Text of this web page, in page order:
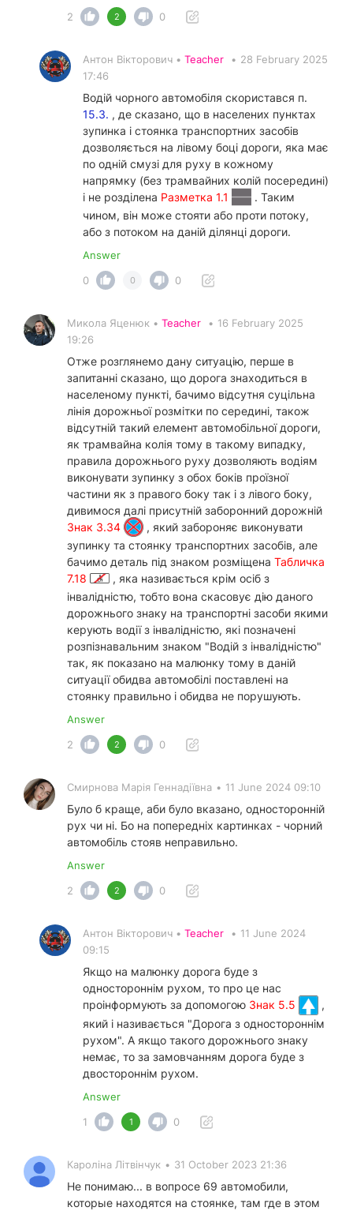
2 2 0
Антон Вікторович • Teacher • 28 February 2025
17:46
Водій чорного автомобіля скористався п.
15.3. , де сказано, що в населених пунктах
зупинка і стоянка транспортних засобів
дозволяється на лівому боці дороги, яка має
по одній смузі для руху в кожному
напрямку (без трамвайних колій посередині)
і не розділена Разметка 1.1
. Таким
чином, він може стояти або проти потоку,
або з потоком на даній ділянці дороги.
Answer
0
0 0
Микола Яценюк • Teacher • 16 February 2025
19:26
Отже розглянемо дану ситуацію, перше в
запитанні сказано, що дорога знаходиться в
населеному пункті, бачимо відсутня суцільна
лінія дорожньої розмітки по середині, також
відсутній такий елемент автомобільної дороги,
як трамвайна колія тому в такому випадку,
правила дорожнього руху дозволяють водіям
виконувати зупинку з обох боків проїзної
частини як з правого боку так і з лівого боку,
дивимося далі присутній заборонний дорожній
Знак 3.34
, який забороняє виконувати
зупинку та стоянку транспортних засобів, але
бачимо деталь під знаком розміщена Табличка
7.18
, яка називається крім осіб з
інвалідністю, тобто вона скасовує дію даного
дорожнього знаку на транспортні засоби якими
керують водії з інвалідністю, які позначені
розпізнавальним знаком "Водій з інвалідністю"
так, як показано на малюнку тому в даній
ситуації обидва автомобілі поставлені на
стоянку правильно і обидва не порушують.
Answer
2
2 0
Смирнова Марія Геннадіївна • 11 June 2024 09:10
Було б краще, аби було вказано, односторонній
рух чи ні. Бо на попередніх картинках - чорний
автомобіль стояв неправильно.
Answer
2
2 0
Антон Вікторович • Teacher • 11 June 2024
09:15
Якщо на малюнку дорога буде з
одностороннім рухом, то про це нас
проінформують за допомогою Знак 5.5
,
який і називається "Дорога з одностороннім
рухом". А якщо такого дорожнього знаку
немає, то за замовчанням дорога буде з
двостороннім рухом.
Answer
1
1 0
Кароліна Літвінчук • 31 October 2023 21:36
Не понимаю... в вопросе 69 автомобили,
которые находятся на стоянке, там где в этом